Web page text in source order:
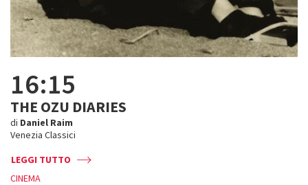
16:15
THE OZU DIARIES
di Daniel Raim
Venezia Classici
LEGGI TUTTO
CINEMA